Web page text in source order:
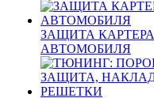
ЗАЩИТА КАРТЕРА
АВТОМОБИЛЯ